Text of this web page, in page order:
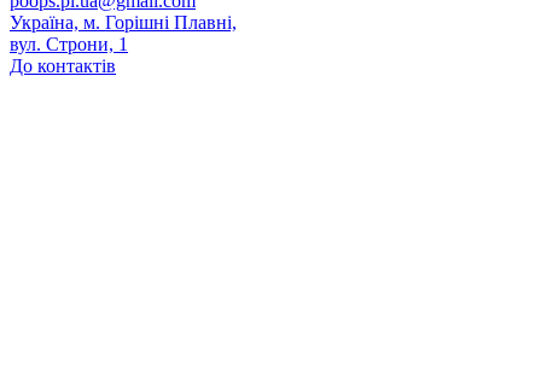
Україна, м. Горішні Плавні,
вул. Строни, 1
До контактів